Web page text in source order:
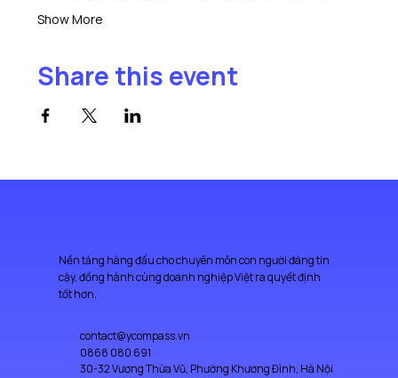
Show More
Share this event
Nền tảng hàng đầu cho chuyên môn con người đáng tin
cậy, đồng hành cùng doanh nghiệp Việt ra quyết định
tốt hơn.
contact@ycompass.vn
0868 080 691
30-32 Vương Thừa Vũ, Phường Khương Đình, Hà Nội